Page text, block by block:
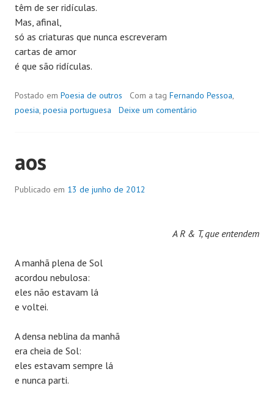
têm de ser ridículas.
Mas, afinal,
só as criaturas que nunca escreveram
cartas de amor
é que são ridículas.
Postado em Poesia de outros Com a tag Fernando Pessoa,
poesia, poesia portuguesa Deixe um comentário
aos
Publicado em 13 de junho de 2012
A R & T, que entendem
A manhã plena de Sol
acordou nebulosa:
eles não estavam lá
e voltei.
A densa neblina da manhã
era cheia de Sol:
eles estavam sempre lá
e nunca parti.